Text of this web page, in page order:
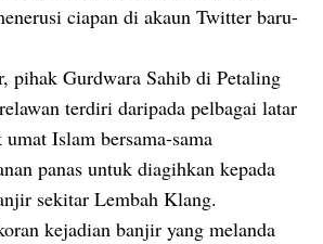
ciapan di akaun Twitter baru-
pihak Gurdwara Sahib di Petaling
terdiri daripada pelbagai latar
Islam bersama-sama
panas untuk diagihkan kepada
sekitar Lembah Klang.
kejadian banjir yang melanda